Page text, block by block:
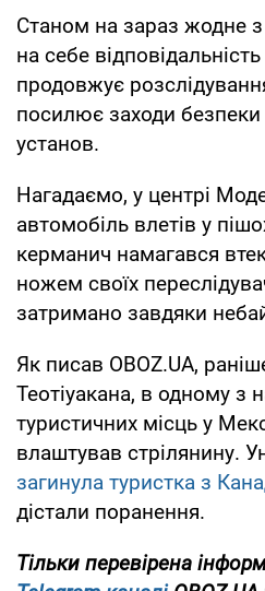
Станом на зараз жодне
на себе
продовжує
посилює заходи безпеки
установ.
Нагадаємо, у центрі
автомобіль влетів у
керманич намагався
ножем своїх
затримано завдяки
Як писав OBOZ.UA,
Теотіуакана, в одному з
туристичних місць у
влаштував стрілянину.
загинула туристка з
дістали поранення.
Тільки перевірена